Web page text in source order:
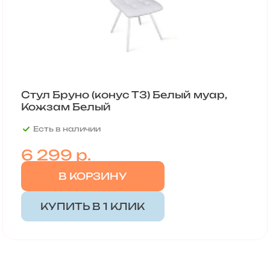
Стул Бруно (конус Т3) Белый муар,
Кожзам Белый
Есть в наличии
6 299 р.
В КОРЗИНУ
КУПИТЬ В 1 КЛИК